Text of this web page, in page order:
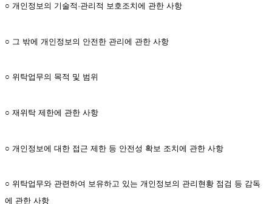
○ 개인정보의 기술적·관리적 보호조치에 관한 사항
○ 그 밖에 개인정보의 안전한 관리에 관한 사항
○ 위탁업무의 목적 및 범위
○ 재위탁 제한에 관한 사항
○ 개인정보에 대한 접근 제한 등 안전성 확보 조치에 관한 사항
○ 위탁업무와 관련하여 보유하고 있는 개인정보의 관리현황 점검 등 감독
에 관한 사항